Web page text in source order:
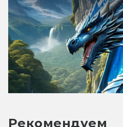
Рекомендуем